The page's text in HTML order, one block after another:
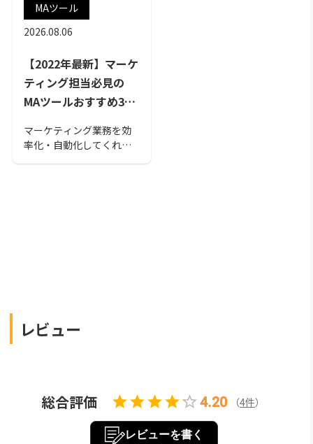
MAツール
2026.08.06
【2022年最新】マーケ
ティング担当必見の
MAツールおすすめ30
も解説
マーケティング業務を効
率化・自動化してくれる
レビュー
総合評価 4.20 （4件）
レビューを書く